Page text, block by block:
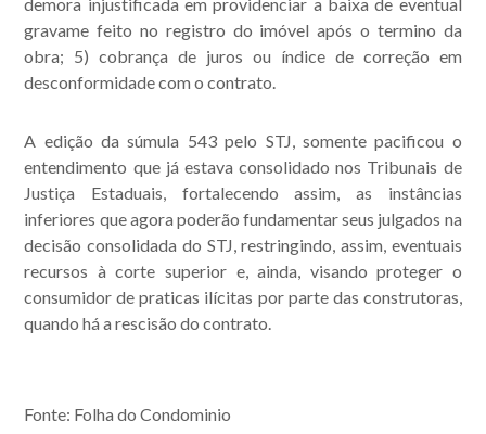
gravame feito no registro do imóvel após o termino da
obra; 5) cobrança de juros ou índice de correção em
desconformidade com o contrato.
A edição da súmula 543 pelo STJ, somente pacificou o
entendimento que já estava consolidado nos Tribunais de
Justiça Estaduais, fortalecendo assim, as instâncias
inferiores que agora poderão fundamentar seus julgados na
decisão consolidada do STJ, restringindo, assim, eventuais
recursos à corte superior e, ainda, visando proteger o
consumidor de praticas ilícitas por parte das construtoras,
quando há a rescisão do contrato.
Fonte: Folha do Condominio